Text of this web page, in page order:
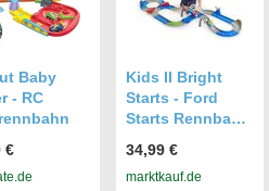
Baby
- RC
€
Kids II Bright
Starts - Ford
Starts Rennbahn
Autorennbahn
ab 1 Jahr
34,99 €
marktkauf.de